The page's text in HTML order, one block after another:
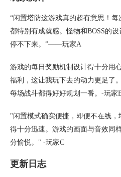
“闲置塔防这游戏真的超有意思！
都特别有成就感。怪物和BOSS的
停不下来。”——玩家A
游戏的每日奖励机制设计得十分用
福利，这让我玩下去的动力更足了
每场战斗都得好好规划一番。-玩家
"闲置模式确实便捷，即便不在线
得十分迅速。游戏的画面与音效同
分愉悦。" -玩家C
更新日志